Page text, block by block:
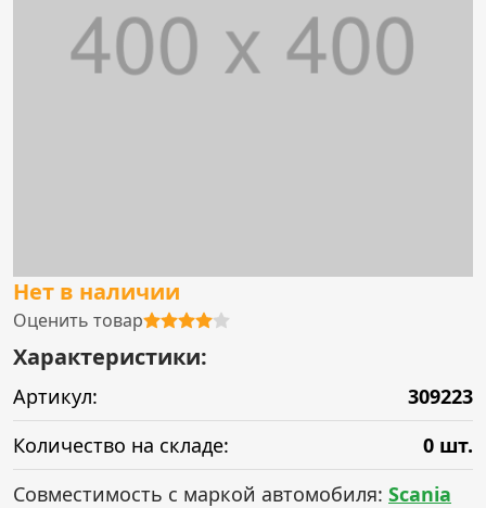
Нет в наличии
Оценить товар
Характеристики:
Артикул:
309223
Количество на складе:
0 шт.
Совместимость с маркой автомобиля: Scania